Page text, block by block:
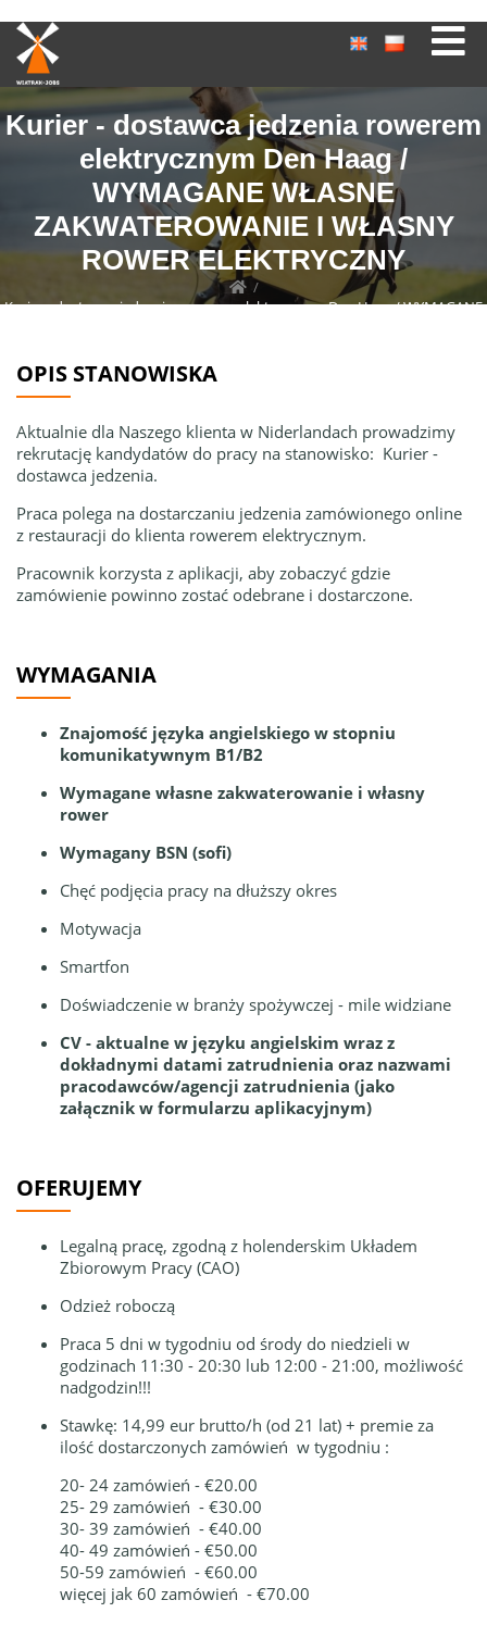
Kurier - dostawca jedzenia rowerem
elektrycznym Den Haag /
WYMAGANE WŁASNE
ZAKWATEROWANIE I WŁASNY
ROWER ELEKTRYCZNY
/
Kurier - dostawca jedzenia rowerem elektrycznym Den Haag / WYMAGANE
OPIS STANOWISKA
Aktualnie dla Naszego klienta w Niderlandach prowadzimy
rekrutację kandydatów do pracy na stanowisko: Kurier -
dostawca jedzenia.
Praca polega na dostarczaniu jedzenia zamówionego online
z restauracji do klienta rowerem elektrycznym.
Pracownik korzysta z aplikacji, aby zobaczyć gdzie
zamówienie powinno zostać odebrane i dostarczone.
WYMAGANIA
Znajomość języka angielskiego w stopniu
komunikatywnym B1/B2
Wymagane własne zakwaterowanie i własny
rower
Wymagany BSN (sofi)
Chęć podjęcia pracy na dłuższy okres
Motywacja
Smartfon
Doświadczenie w branży spożywczej - mile widziane
CV - aktualne w języku angielskim wraz z
dokładnymi datami zatrudnienia oraz nazwami
pracodawców/agencji zatrudnienia (jako
załącznik w formularzu aplikacyjnym)
OFERUJEMY
Legalną pracę, zgodną z holenderskim Układem
Zbiorowym Pracy (CAO)
Odzież roboczą
Praca 5 dni w tygodniu od środy do niedzieli w
godzinach 11:30 - 20:30 lub 12:00 - 21:00, możliwość
nadgodzin!!!
Stawkę: 14,99 eur brutto/h (od 21 lat) + premie za
ilość dostarczonych zamówień w tygodniu :
20- 24 zamówień - €20.00
25- 29 zamówień - €30.00
30- 39 zamówień - €40.00
40- 49 zamówień - €50.00
50-59 zamówień - €60.00
więcej jak 60 zamówień - €70.00